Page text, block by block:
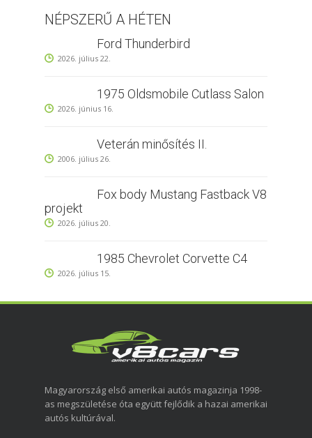
NÉPSZERŰ A HÉTEN
Ford Thunderbird
2026. július 22.
1975 Oldsmobile Cutlass Salon
2026. június 16.
Veterán minősítés II.
2006. július 26.
Fox body Mustang Fastback V8
projekt
2026. július 20.
1985 Chevrolet Corvette C4
2026. július 15.
Magyarország első amerikai autós magazinja 1998-
as megszületése óta együtt fejlődik a hazai amerikai
autós kultúrával.